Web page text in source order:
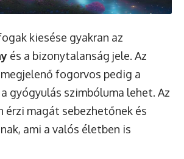
kiesése gyakran az
és a bizonytalanság jele. Az
fogorvos pedig a
gyógyulás szimbóluma lehet. Az
érzi magát sebezhetőnek és
ami a valós életben is